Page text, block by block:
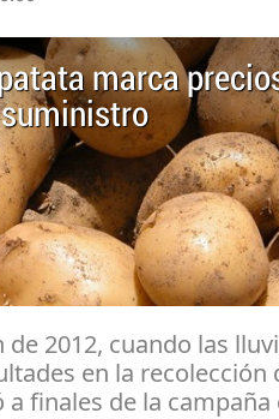
marca
2012, cuando las
en la recolección
a finales de la